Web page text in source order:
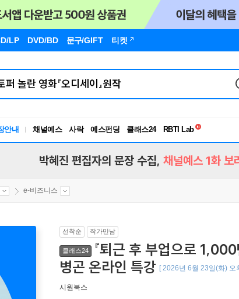
LP DVD/BD 문구/GIFT 티켓
안내 채널예스 사락 예스펀딩 클래스24
독서유형검사
박혜진 편집자의 문장 수집, 채널예스 1화 보
e-비즈니스
선착순 작가만남
클래스24
『퇴근 후 부업으로
병곤 온라인 특강 [ 2026년 6월 23일(화) 오
시원북스